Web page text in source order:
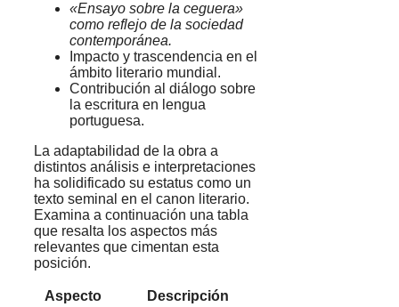
«Ensayo sobre la ceguera»
como reflejo de la sociedad
contemporánea.
Impacto y trascendencia en el
ámbito literario mundial.
Contribución al diálogo sobre
la escritura en lengua
portuguesa.
La adaptabilidad de la obra a
distintos análisis e interpretaciones
ha solidificado su estatus como un
texto seminal en el canon literario.
Examina a continuación una tabla
que resalta los aspectos más
relevantes que cimentan esta
posición.
Aspecto
Descripción